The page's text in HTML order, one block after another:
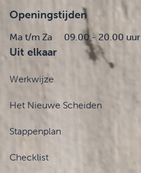
Openingstijden
Ma t/m Za 09.00 - 20.00 uur
Uit elkaar
Werkwijze
Het Nieuwe Scheiden
Stappenplan
Checklist